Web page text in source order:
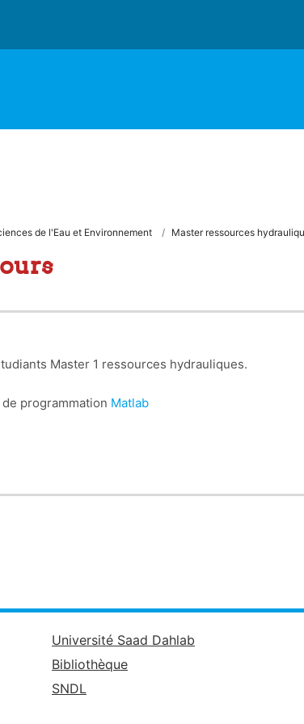
de l'Eau et Environnement Master ressources
Master 1 ressources hydrauliques.
programmation Matlab
simples avec
avec
résolution des équations differentielles ordinaires
Université Saad Dahlab
Bibliothèque
SNDL